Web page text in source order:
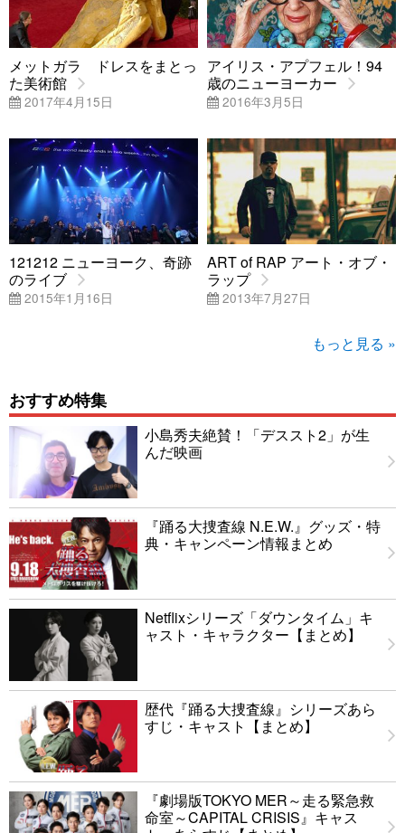
メットガラ ドレスをまとっ
た美術館
2017年4月15日
アイリス・アプフェル！94
歳のニューヨーカー
2016年3月5日
121212 ニューヨーク、奇跡
のライブ
2015年1月16日
ART of RAP アート・オブ・
ラップ
2013年7月27日
もっと見る »
おすすめ特集
小島秀夫絶賛！「デススト2」が生
んだ映画
『踊る大捜査線 N.E.W.』グッズ・特
典・キャンペーン情報まとめ
Netflixシリーズ「ダウンタイム」キ
ャスト・キャラクター【まとめ】
歴代『踊る大捜査線』シリーズあら
すじ・キャスト【まとめ】
『劇場版TOKYO MER～走る緊急救
命室～CAPITAL CRISIS』キャス